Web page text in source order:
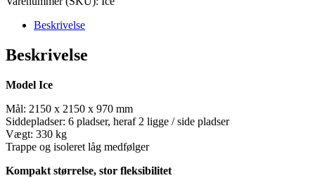
Beskrivelse
Beskrivelse
Model Ice
Mål: 2150 x 2150 x 970 mm
Siddepladser: 6 pladser, heraf 2 ligge / side pladser
Vægt: 330 kg
Trappe og isoleret låg medfølger
Kompakt størrelse, stor fleksibilitet